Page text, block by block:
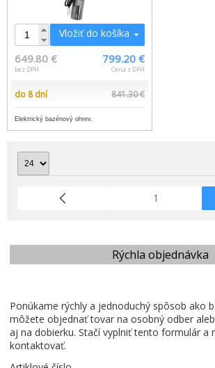
Rýchla objednávka
Ponúkame rýchly a jednoduchý spôsob ako
môžete objednať tovar na osobný odber
aj na dobierku. Stačí vyplniť tento formulár a
kontaktovať.
Vložiť do košíka
649.80 €
bez DPH
799.20 €
Cena s DPH
do 8 dní 841.30 €
Elektrický bazénový ohrev.
1